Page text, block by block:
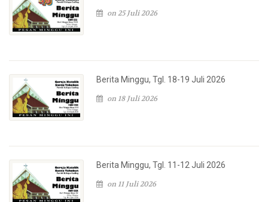
on 25 Juli 2026
Berita Minggu, Tgl. 18-19 Juli 2026
on 18 Juli 2026
Berita Minggu, Tgl. 11-12 Juli 2026
on 11 Juli 2026